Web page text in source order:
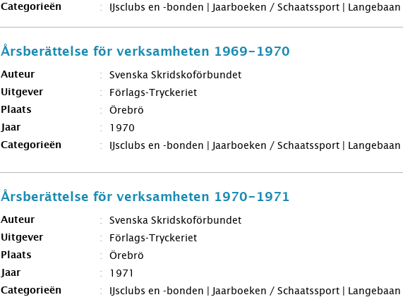
Categorieën IJsclubs en -bonden | Jaarboeken / Schaatssport |
Årsberättelse för verksamheten 1969-1970
Auteur Svenska Skridskoförbundet
Uitgever Förlags-Tryckeriet
Plaats Örebrö
Jaar 1970
Categorieën IJsclubs en -bonden | Jaarboeken / Schaatssport |
Årsberättelse för verksamheten 1970-1971
Auteur Svenska Skridskoförbundet
Uitgever Förlags-Tryckeriet
Plaats Örebrö
Jaar 1971
Categorieën IJsclubs en -bonden | Jaarboeken / Schaatssport |